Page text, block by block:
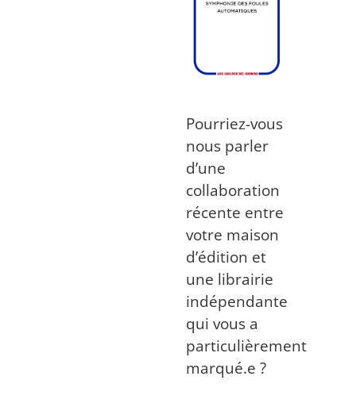
Pourriez-vous
nous parler
d’une
collaboration
récente entre
votre maison
d’édition et
une librairie
indépendante
qui vous a
particulièrement
marqué.e ?